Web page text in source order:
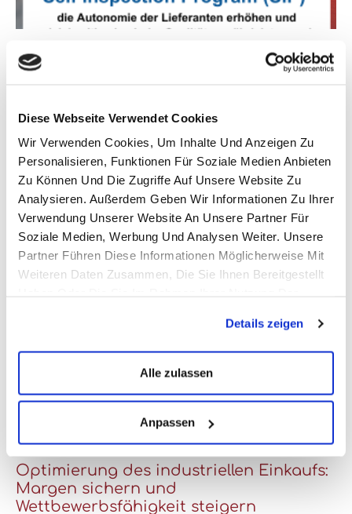
Diese Webseite Verwendet Cookies
Wir Verwenden Cookies, Um Inhalte Und Anzeigen Zu
Personalisieren, Funktionen Für Soziale Medien Anbieten
Zu Können Und Die Zugriffe Auf Unsere Website Zu
Analysieren. Außerdem Geben Wir Informationen Zu Ihrer
Verwendung Unserer Website An Unsere Partner Für
Soziale Medien, Werbung Und Analysen Weiter. Unsere
Partner Führen Diese Informationen Möglicherweise Mit
Weiteren Daten Zusammen, Die Sie Ihnen Bereitgestellt
Details zeigen
Alle zulassen
Anpassen
Wie kann das Self Inspection Program
(SIP) die Autonomie der Lieferanten
gewährleistet werden?
19 März 2025Keine Kommentare
Alle Distributoren sind sich einig: Kostenoptimierung ist
der Schlüssel zum Erfolg. Um die Erwartungen einiger
unserer Kunden zu erfüllen, haben wir eine strategische
Lösung entwickelt,
Lire la suite
Optimierung des industriellen Einkaufs:
Margen sichern und
Wettbewerbsfähigkeit steigern